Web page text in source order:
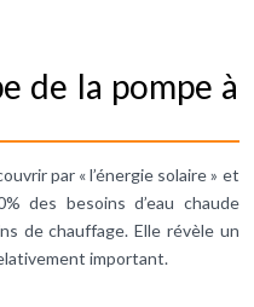
de la pompe à
par « l’énergie solaire » et
des besoins d’eau chaude
de chauffage. Elle révèle un
important.